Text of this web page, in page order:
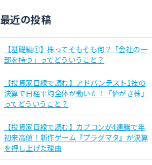
最近の投稿
【基礎編①】株ってそもそも何？「会社の一
部を持つ」ってどういうこと？
【投資家目線で読む】アドバンテスト1社の
決算で日経平均全体が動いた！「値がさ株」
ってどういうこと？
【投資家目線で読む】カプコンが4連騰で年
初来高値！新作ゲーム『プラグマタ』が決算
を押し上げた理由